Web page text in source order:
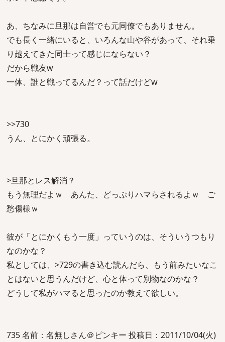
あ、ちなみに旦那は自営でも元同僚でもありません。
でも長く一緒にいると、いろんな山や谷があって、それ乗
り越えてきた同士って感じにならない？
だから戦友w
一体、誰と戦ってるんだ？って話だけどw
>>730
うん、とにかく頑張る。
>旦那とレス解消？
もう無理だよｗ あんた、どっぷりハマらされるよｗ ご
愁傷様ｗ
彼が「とにかくもう一度」っていうのは、そういうつもり
なのかな？
私としては、>729の書き込む読んだら、もう前みたいなこ
とはないと思うんだけど、心と体って別物なのかな？
どうして私がハマると思ったのか教えて欲しい。
735 名前：名無しさん＠ピンキー 投稿日：2011/10/04(火)